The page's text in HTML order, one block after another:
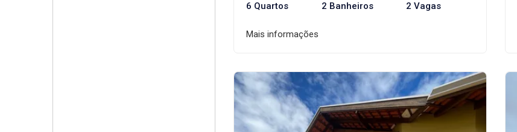
6 Quartos 2 Banheiros 2 Vagas
Mais informações